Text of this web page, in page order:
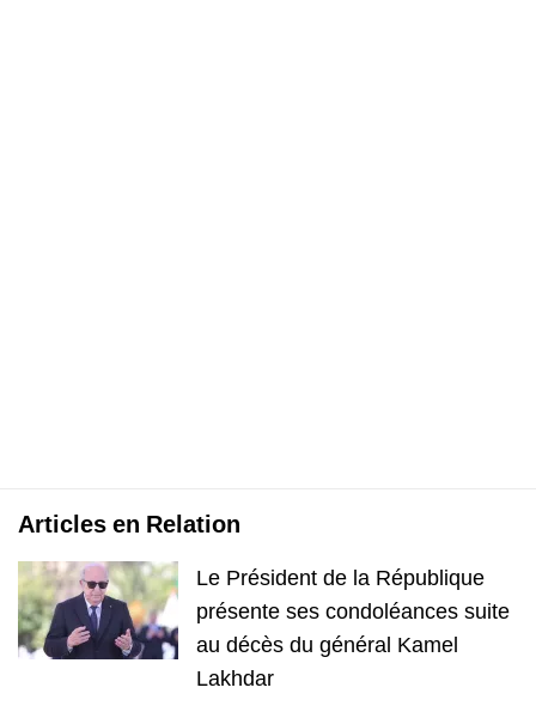
Articles en Relation
Le Président de la République
présente ses condoléances suite
au décès du général Kamel
Lakhdar